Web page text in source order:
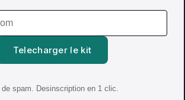
Telecharger le kit
de spam. Desinscription en 1 clic.